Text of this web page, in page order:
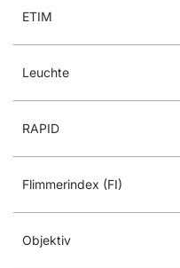
ETIM
Leuchte
RAPID
Flimmerindex (FI)
Objektiv